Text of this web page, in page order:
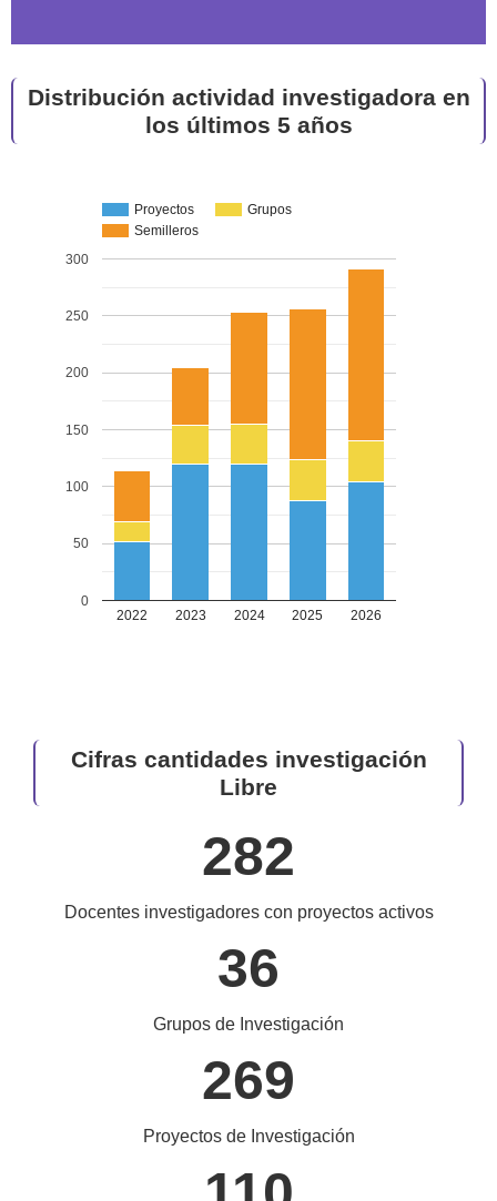
Distribución actividad investigadora en
los últimos 5 años
Proyectos
Grupos
Semilleros
2022 2023 2024 2025 2026
0
50
100
150
200
250
300
Cifras cantidades investigación
Libre
282
Docentes investigadores con proyectos activos
36
Grupos de Investigación
269
Proyectos de Investigación